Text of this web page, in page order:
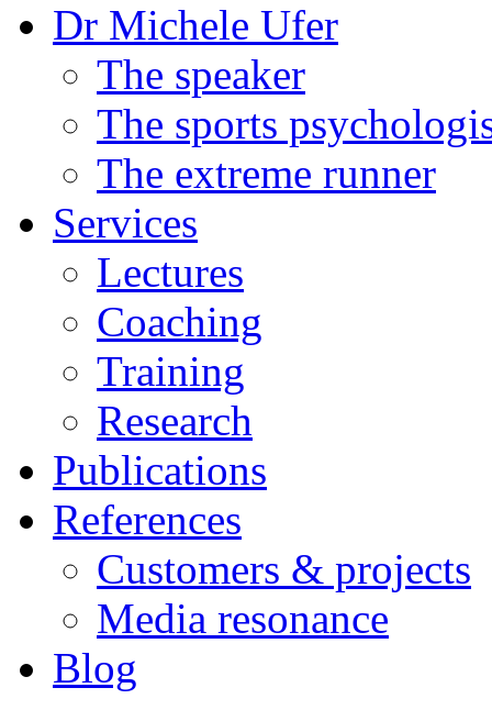
Dr Michele Ufer
The speaker
The sports
The extreme runner
Services
Lectures
Coaching
Training
Research
Publications
References
Customers & projects
Media resonance
Blog